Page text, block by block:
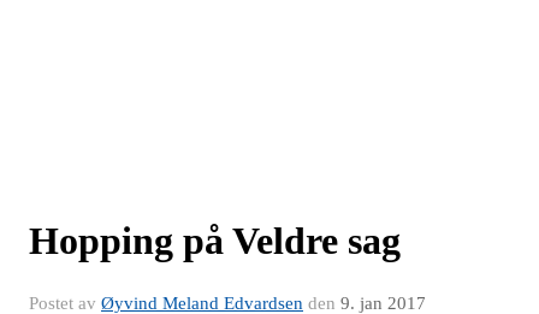
Hopping på Veldre sag
Postet av Øyvind Meland Edvardsen den 9. jan 2017